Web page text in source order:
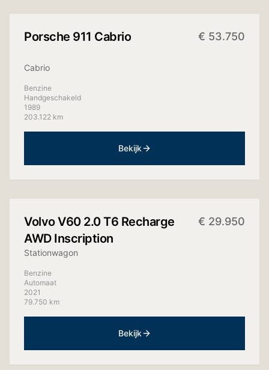
Porsche 911 Cabrio € 53.750
Cabrio
Benzine
Handgeschakeld
1989
203.122 km
Bekijk
VolvoV60 2.0 T6 Recharge
AWD Inscription
€ 29.950
Stationwagon
Benzine
Automaat
2021
79.750 km
Bekijk